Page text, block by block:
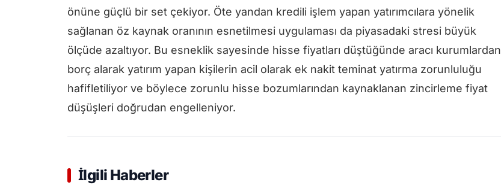
önüne güçlü bir set çekiyor. Öte yandan kredili işlem yapan yatırımcılara yönelik
sağlanan öz kaynak oranının esnetilmesi uygulaması da piyasadaki stresi büyük
ölçüde azaltıyor. Bu esneklik sayesinde hisse fiyatları düştüğünde aracı kurumlardan
borç alarak yatırım yapan kişilerin acil olarak ek nakit teminat yatırma zorunluluğu
hafifletiliyor ve böylece zorunlu hisse bozumlarından kaynaklanan zincirleme fiyat
düşüşleri doğrudan engelleniyor.
İlgili Haberler